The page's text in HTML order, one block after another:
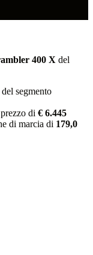
400 X del
del segmento
di € 6.445
di marcia di 179,0